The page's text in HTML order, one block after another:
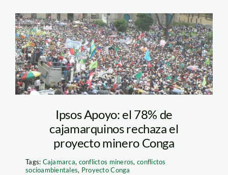
conga_shilicadas
Ipsos Apoyo: el 78% de
cajamarquinos rechaza el
proyecto minero Conga
Tags: Cajamarca, conflictos mineros, conflictos
socioambientales, Proyecto Conga